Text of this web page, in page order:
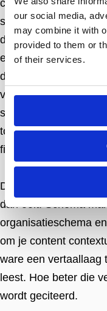
our social media,
may combine it with
provided to them or
of their services.
content. Niet langer
schrijven om
de voorkeur aan
en feitelijk
direct antwoord op
verdieping. Gebruik
samenvatten. Voeg
toe. En vermijd
filteren ruis, ze
Daarnaast speelt
dan ooit. Schema
organisatieschema
om je content
ware een vertaallaag
leest. Hoe beter die
wordt geciteerd.